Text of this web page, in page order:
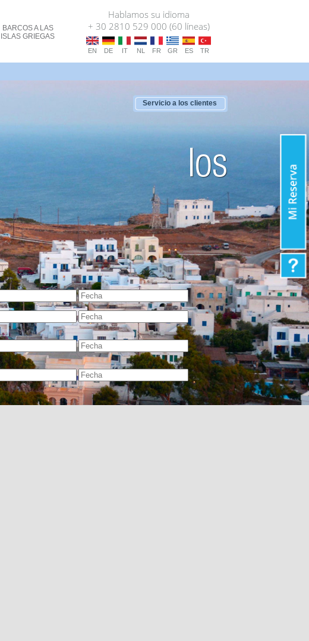
BARCOSA LAS
ISLAS GRIEGAS
Hablamos su idioma
+ 30 2810 529 000 (60 líneas)
EN DE IT NL FR GR ES TR
Servicio a los clientes
Ios